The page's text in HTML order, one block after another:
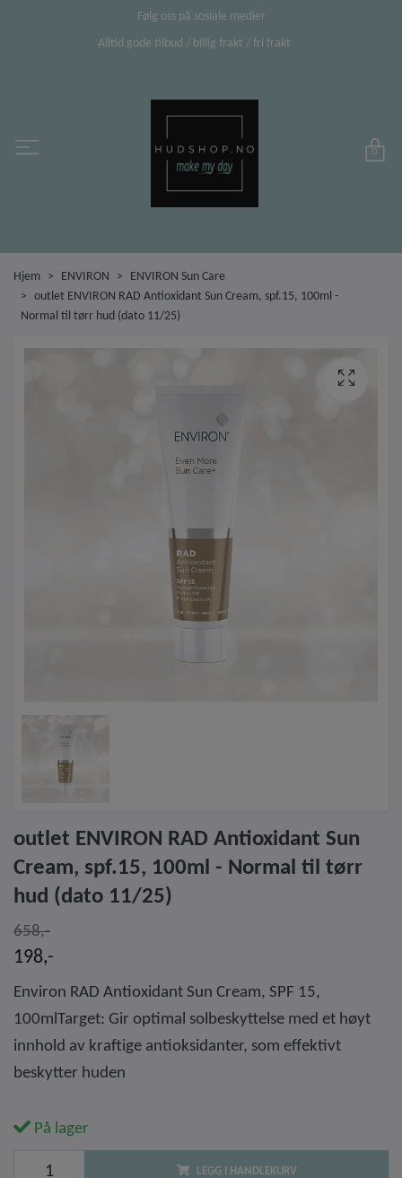
Følg oss på sosiale medier
Alltid gode tilbud / billig frakt / fri frakt
0
Hjem ENVIRON
ENVIRON Sun Care
outlet ENVIRON RAD Antioxidant Sun Cream, spf.15, 100ml -
Normal til tørr hud (dato 11/25)
outlet ENVIRON RAD Antioxidant Sun
Cream, spf.15, 100ml - Normal til tørr
hud (dato 11/25)
658,-
198,-
Environ RAD Antioxidant Sun Cream, SPF 15,
100mlTarget: Gir optimal solbeskyttelse med et høyt
innhold av kraftige antioksidanter, som effektivt
beskytter huden
På lager
LEGG I HANDLEKURV